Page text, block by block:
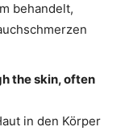
behandelt,
the skin, often
in den Körper